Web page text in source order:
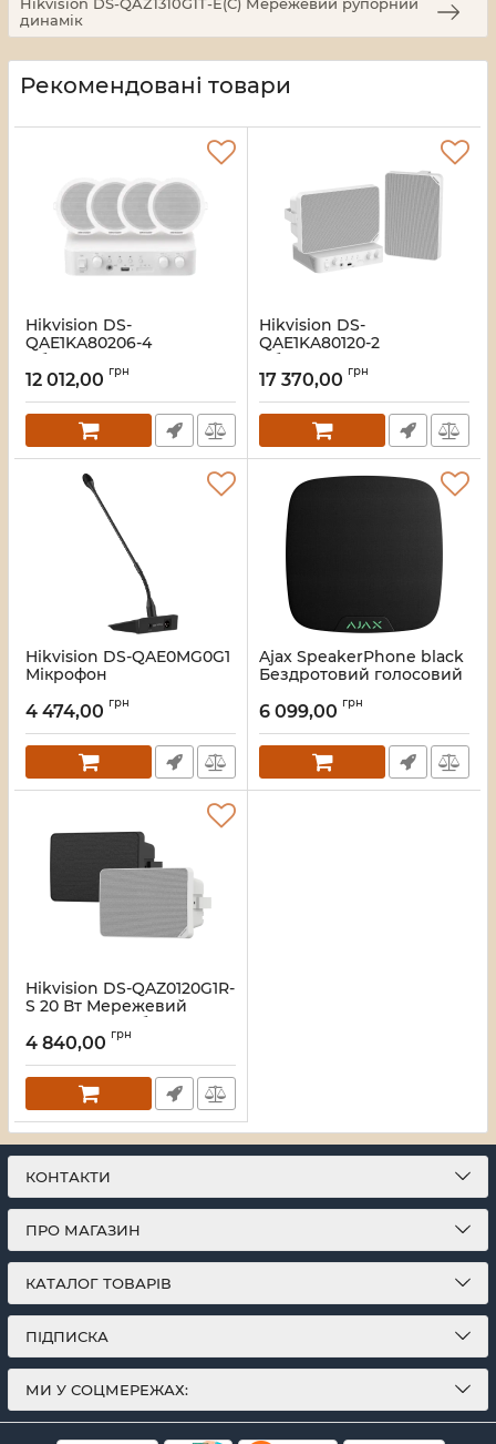
Hikvision DS-QAZ1310G1T-E(C) Мережевий рупорний
динамік
Рекомендовані товари
Hikvision DS-
QAE1KA80206-4
Гібридний
аудіокомплект
Артикул:16_119735
12 012,00 грн
Hikvision DS-
QAE1KA80120-2
Гібридний
аудіокомплект
Артикул:16_119505
17 370,00 грн
Hikvision DS-QAE0MG0G1
Мікрофон
4 474,00 грн
Ajax SpeakerPhone black
Бездротовий голосовий
Артикул:16_119159
6 099,00 грн
Hikvision DS-QAZ0120G1R-
S 20 Вт Мережевий
корпусний сабвуфер
Артикул:16_118722
4 840,00 грн
КОНТАКТИ
ПРО МАГАЗИН
КАТАЛОГ ТОВАРІВ
ПІДПИСКА
МИ У СОЦМЕРЕЖАХ: